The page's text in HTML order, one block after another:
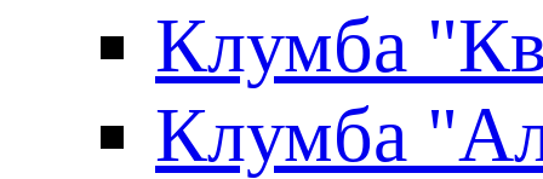
Клумба
Клумба